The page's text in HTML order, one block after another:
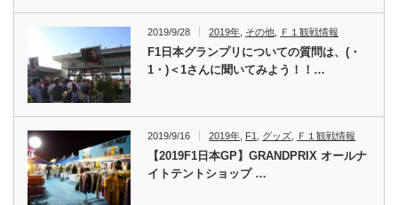
2019/9/28 2019年 その他 Ｆ１観戦情報
F1日本グランプリについての質問は、(・
1・)＜1さんに聞いてみよう！！…
2019/9/16 2019年 F1 グッズ Ｆ１観戦情報
【2019F1日本GP】GRANDPRIX オールナ
イトテントショップ …